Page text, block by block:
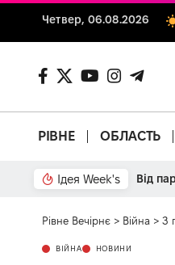
Четвер, 06.08.2026
РІВНЕ ОБЛАСТЬ
Ідея Week's Від
Рівне Вечірнє > Війна > З
ВІЙНА НОВИНИ